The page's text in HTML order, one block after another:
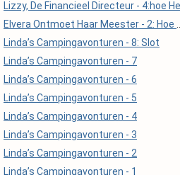
Linda’s Campingavonturen - 8: Slot
Linda’s Campingavonturen - 7
Linda’s Campingavonturen - 6
Linda’s Campingavonturen - 5
Linda’s Campingavonturen - 4
Linda’s Campingavonturen - 3
Linda’s Campingavonturen - 2
Linda’s Campingavonturen - 1